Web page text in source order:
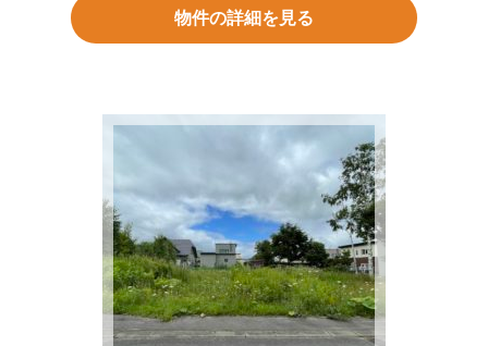
物件の詳細を見る